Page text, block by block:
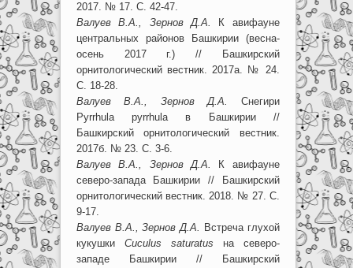
2017. № 17. С. 42-47.
Валуев В.А., Зернов Д.А.
К авифауне
центральных районов Башкирии (весна-
осень 2017 г.) // Башкирский
орнитологический вестник. 2017а. № 24.
С. 18-28.
Валуев В.А., Зернов Д.А.
Снегири
Pyrrhula pyrrhula в Башкирии //
Башкирский орнитологический вестник.
2017б. № 23. С. 3-6.
Валуев В.А., Зернов Д.А.
К авифауне
северо-запада Башкирии // Башкирский
орнитологический вестник. 2018. № 27. С.
9-17.
Валуев В.А., Зернов Д.А. Встреча глухой
кукушки Cuculus saturatus на северо-
западе Башкирии // Башкирский